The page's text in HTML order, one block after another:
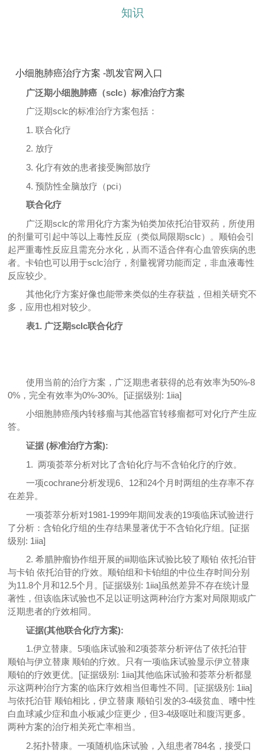
知识
小细胞肺癌治疗方案 -凯发官网入口
广泛期小细胞肺癌（sclc）标准治疗方案
广泛期sclc的标准治疗方案包括：
1. 联合化疗
2. 放疗
3. 化疗有效的患者接受胸部放疗
4. 预防性全脑放疗（pci）
联合化疗
广泛期sclc的常用化疗方案为铂类加依托泊苷双药，所使用
的剂量可引起中等以上毒性反应（类似局限期sclc）。顺铂会引
起严重毒性反应且需充分水化，从而不适合伴有心血管疾病的患
者。卡铂也可以用于sclc治疗，剂量视肾功能而定，非血液毒性
反应较少。
其他化疗方案好像也能带来类似的生存获益，但相关研究不
多，应用也相对较少。
表1. 广泛期sclc联合化疗
使用当前的治疗方案，广泛期患者获得的总有效率为50%-8
0%，完全有效率为0%-30%。[证据级别: 1iia]
小细胞肺癌颅内转移瘤与其他器官转移瘤都可对化疗产生应
答。
证据 (标准治疗方案):
1. 两项荟萃分析对比了含铂化疗与不含铂化疗的疗效。
一项cochrane分析发现6、12和24个月时两组的生存率不存
在差异。
一项荟萃分析对1981-1999年期间发表的19项临床试验进行
了分析：含铂化疗组的生存结果显著优于不含铂化疗组。[证据
级别: 1iia]
2. 希腊肿瘤协作组开展的iii期临床试验比较了顺铂 依托泊苷
与卡铂 依托泊苷的疗效。顺铂组和卡铂组的中位生存时间分别
为11.8个月和12.5个月。[证据级别: 1iia]虽然差异不存在统计显
著性，但该临床试验也不足以证明这两种治疗方案对局限期或广
泛期患者的疗效相同。
证据(其他联合化疗方案):
1.伊立替康。5项临床试验和2项荟萃分析评估了依托泊苷
顺铂与伊立替康 顺铂的疗效。只有一项临床试验显示伊立替康
顺铂的疗效更优。[证据级别: 1iia]其他临床试验和荟萃分析都显
示这两种治疗方案的临床疗效相当但毒性不同。[证据级别: 1iia]
与依托泊苷 顺铂相比，伊立替康 顺铂引发的3-4级贫血、嗜中性
白血球减少症和血小板减少症更少，但3-4级呕吐和腹泻更多。
两种方案的治疗相关死亡率相当。
2.拓扑替康。一项随机临床试验，入组患者784名，接受口